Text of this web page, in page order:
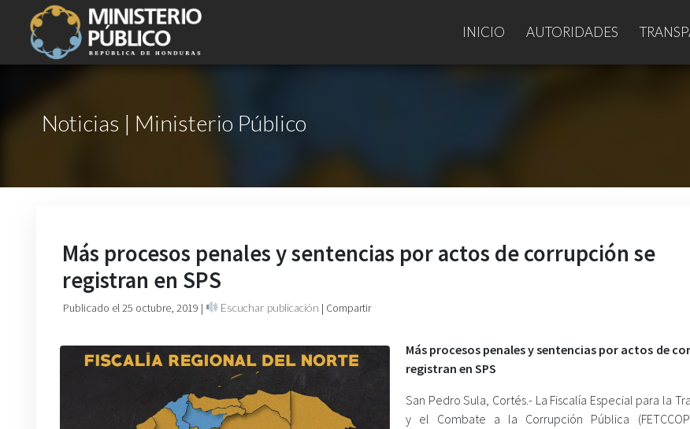
INICIO AUTORIDADES
Noticias | Ministerio Público
Más procesos penales y sentencias por actos de corrupción se
registran en SPS
Publicado el 25 octubre, 2019 | Escuchar publicación | Compartir
Más procesos penales y sentencias por actos de
registran en SPS
San Pedro Sula, Cortés.- La Fiscalía Especial para la
y el Combate a la Corrupción Pública